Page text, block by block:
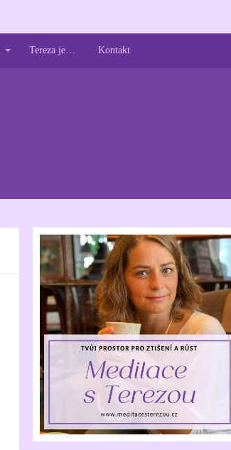
Tereza je… Kontakt